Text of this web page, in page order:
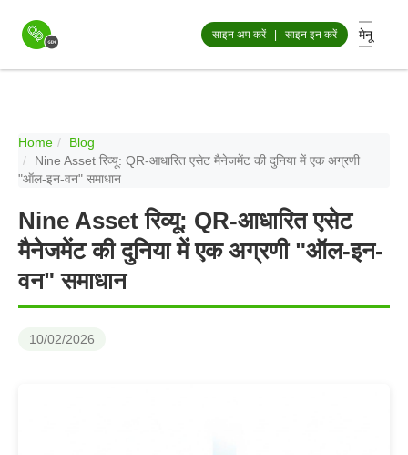
साइन अप करें| साइन इन करें मेनू
Home
Blog
Nine Asset रिव्यू: QR-आधारित एसेट मैनेजमेंट की दुनिया में एक अग्रणी
"ऑल-इन-वन" समाधान
Nine Asset रिव्यू: QR-आधारित एसेट
मैनेजमेंट की दुनिया में एक अग्रणी "ऑल-इन-
वन" समाधान
10/02/2026